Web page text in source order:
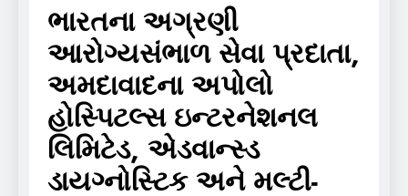
ભારતના અગ્રણી
આરોગ્યસંભાળ સેવા પ્રદાતા,
અમદાવાદના અપોલો
હોસ્પિટલ્સ ઇન્ટરનેશનલ
લિમિટેડ, એડવાન્સ્ડ
ડાયગ્નોસ્ટિક અને મલ્ટી-